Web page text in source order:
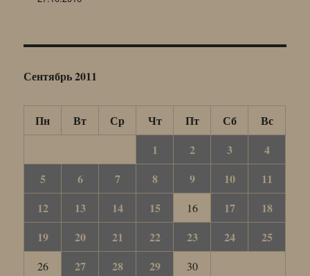
Сентябрь 2011
Пн Вт Ср Чт Пт Сб
Вс
1
2 3
4
5
6 7 8 9 10
11
12
13 14 15 16 17
18
19
20 21 22 23 24 25
26 27 28 29
30